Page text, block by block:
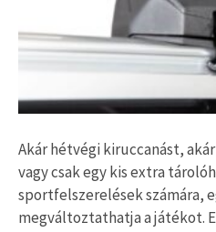
Akár hétvégi kiruccanást,
vagy csak egy kis extra
sportfelszerelések számára,
megváltoztathatja a játékot.